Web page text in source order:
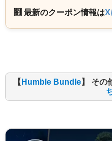
🈹 最新のクーポン情報はX
【 Humble Bundle】 その